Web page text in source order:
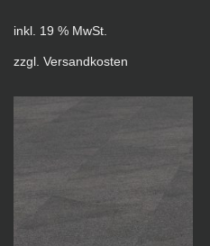
inkl. 19 % MwSt.
zzgl. Versandkosten